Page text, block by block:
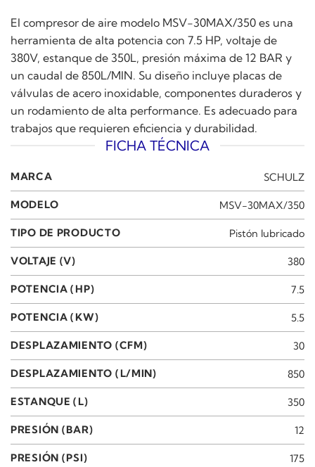
El compresor de aire modelo MSV-30MAX/350 es una
herramienta de alta potencia con 7.5 HP, voltaje de
380V, estanque de 350L, presión máxima de 12 BAR y
un caudal de 850L/MIN. Su diseño incluye placas de
válvulas de acero inoxidable, componentes duraderos y
un rodamiento de alta performance. Es adecuado para
trabajos que requieren eficiencia y durabilidad.
FICHA TÉCNICA
MARCA SCHULZ
MODELO MSV-30MAX/350
TIPO DE PRODUCTO Pistón lubricado
VOLTAJE (V) 380
POTENCIA (HP) 7.5
POTENCIA (KW) 5.5
DESPLAZAMIENTO (CFM) 30
DESPLAZAMIENTO (L/MIN) 850
ESTANQUE (L) 350
PRESIÓN (BAR) 12
PRESIÓN (PSI) 175